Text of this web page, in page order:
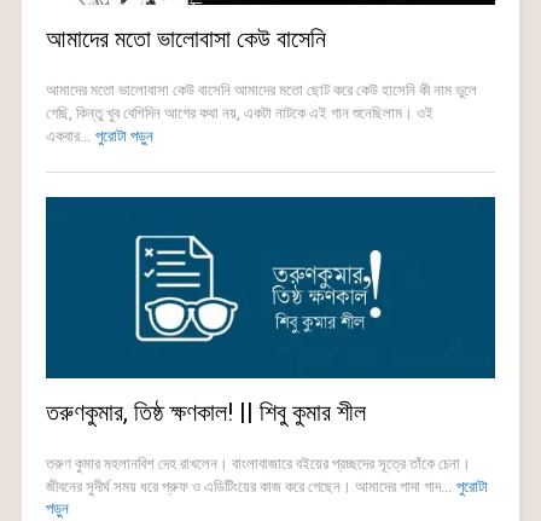
আমাদের মতো ভালোবাসা কেউ বাসেনি
আমাদের মতো ভালোবাসা কেউ বাসেনি আমাদের মতো ছোট করে কেউ হাসেনি কী নাম ভুলে
গেছি, কিন্তু খুব বেশিদিন আগের কথা নয়, একটা নাটকে এই গান শুনেছিলাম। ওই
একবার... পুরোটা পড়ুন
তরুণকুমার, তিষ্ঠ ক্ষণকাল! || শিবু কুমার শীল
তরুণ কুমার মহলানবিশ দেহ রাখলেন। বাংলাবাজারে বইয়ের প্রচ্ছদের সূত্রে তাঁকে চেনা।
জীবনের সুদীর্ঘ সময় ধরে প্রুফ ও এডিটিংয়ের কাজ করে গেছেন। আমাদের গাদা গাদ... পুরোটা
পড়ুন